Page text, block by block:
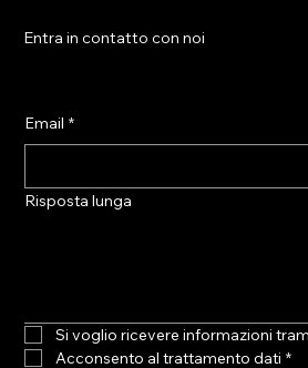
Entra in contatto con noi
Email *
Risposta lunga
Si voglio ricevere informazioni
Acconsento al trattamento dati *